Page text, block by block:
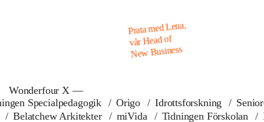
PratamedLena,
vårHeadof
New Business
Wonderfour X —
Origo Idrottsforskning Senioren
Rådet
Belatchew Arkitekter miVida
Tidningen